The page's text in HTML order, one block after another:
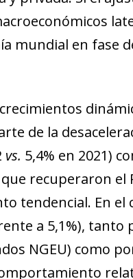
mundial en fase
de la
vs. 5,4% en 2021)
recuperaron el
tendencial. En el
a 5,1%), tanto
NGEU) como